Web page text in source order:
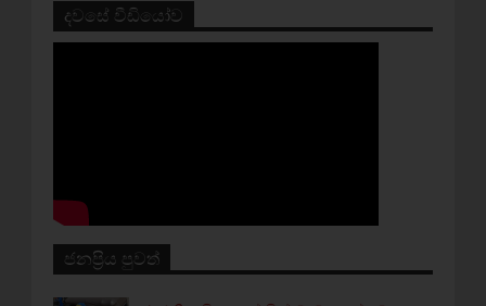
දවසේ වීඩියෝව
ජනප්‍රිය පුවත්